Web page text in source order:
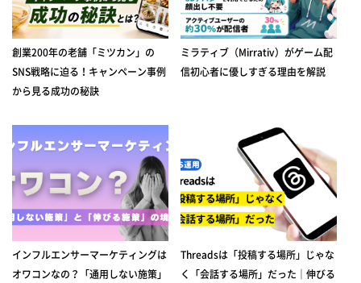
創業200年の老舗「ミツカン」の
SNS戦略に迫る！キャンペーン事例
から見る成功の秘訣
ミラティブ（Mirrativ）がゲーム配
信初心者に優しすぎる理由を解説
インフルエンサーマーケティングは
オワコンなの？「通用しない施策」
Threadsは「投稿する場所」じゃな
く「会話する場所」だった｜伸びる